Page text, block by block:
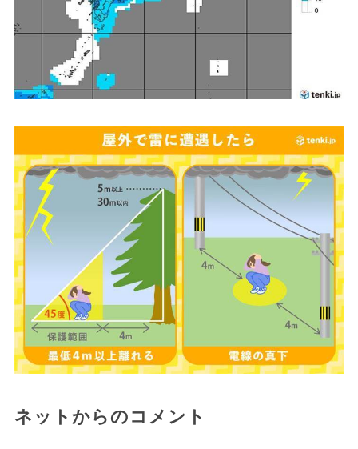
ネットからのコメント